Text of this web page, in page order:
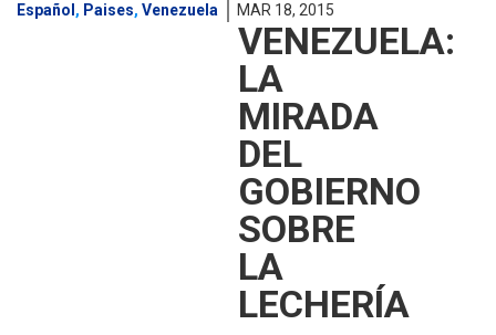
Español , Paises, Venezuela MAR 18, 2015
VENEZUELA:
LA
MIRADA
DEL
GOBIERNO
SOBRE
LA
LECHERÍA